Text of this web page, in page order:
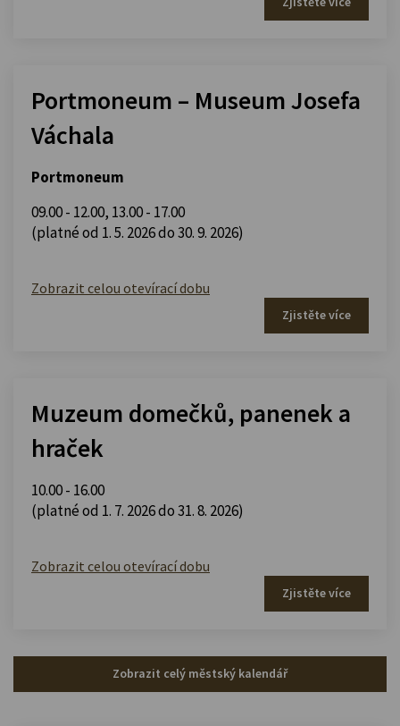
Portmoneum – Museum Josefa
Váchala
Portmoneum
09.00 - 12.00, 13.00 - 17.00
(platné od 1. 5. 2026 do 30. 9. 2026)
Zobrazit celou otevírací dobu
Zjistěte více
Muzeum domečků, panenek a
hraček
10.00 - 16.00
(platné od 1. 7. 2026 do 31. 8. 2026)
Zobrazit celou otevírací dobu
Zjistěte více
Zobrazit celý městský kalendář